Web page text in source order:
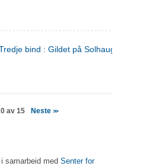
bind : Gildet på Solhaug ; Olaf
av 15 Neste>>
samarbeid med Senter for